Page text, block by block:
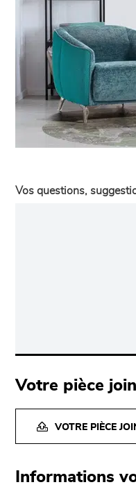
Vos questions,
Votre pièce
VOTRE PIÈCE
Informations